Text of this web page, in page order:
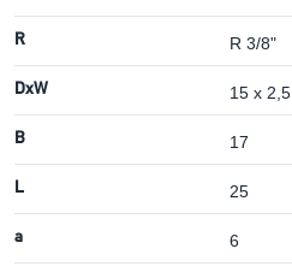
R R 3/8"
DxW 15 x 2,5
B 17
L 25
a 6